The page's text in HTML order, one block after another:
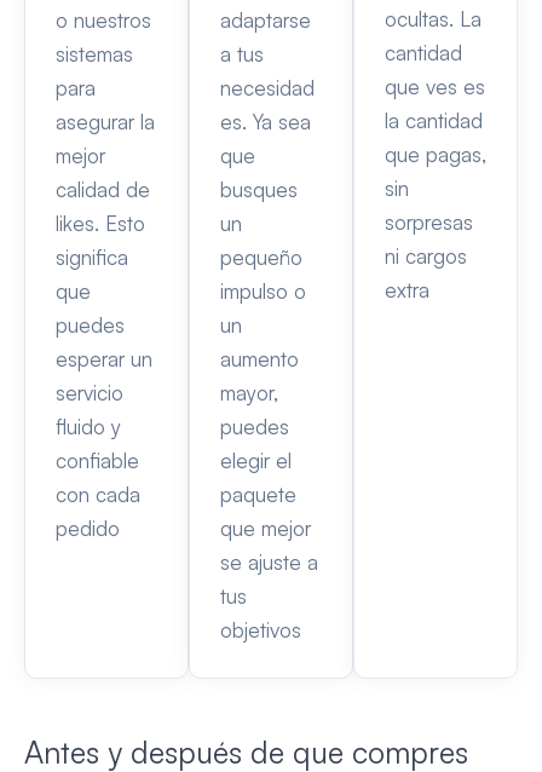
o nuestros
sistemas
para
asegurar la
mejor
calidad de
likes. Esto
significa
que
puedes
esperar un
servicio
fluido y
confiable
con cada
pedido
adaptarse
a tus
necesidad
es. Ya sea
que
busques
un
pequeño
impulso o
un
aumento
mayor,
puedes
elegir el
paquete
que mejor
se ajuste a
tus
objetivos
ocultas. La
cantidad
que ves es
la cantidad
que pagas,
sin
sorpresas
ni cargos
extra
Antes y después de que compres